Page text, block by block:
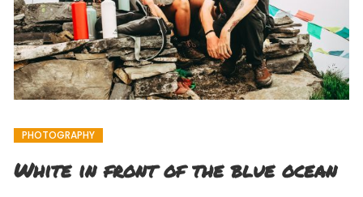
PHOTOGRAPHY
White in front of the blue ocean